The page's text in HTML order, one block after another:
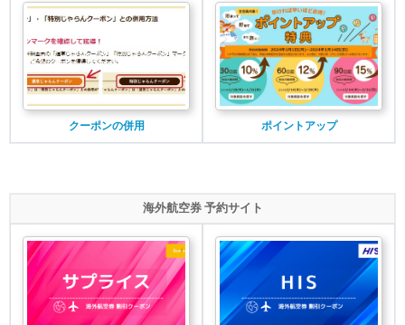
クーポンの併用 ポイントアップ
海外航空券 予約サイト